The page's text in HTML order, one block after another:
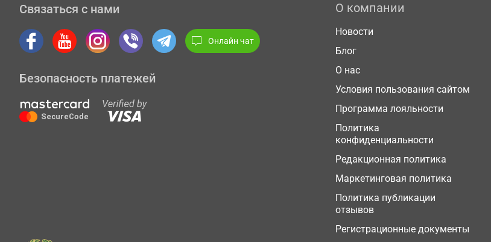
Связаться с нами
Онлайн чат
Безопасность платежей
О компании
Новости
Блог
О нас
Условия пользования сайтом
Программа лояльности
Политика
конфиденциальности
Редакционная политика
Маркетинговая политика
Политика публикации
отзывов
Регистрационные документы